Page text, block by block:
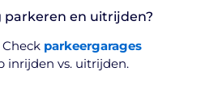
parkeren en uitrijden?
parkeergarages
inrijden vs. uitrijden.